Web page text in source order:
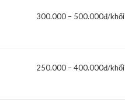
300.000 – 500.000đ/khối
250.000 – 400.000đ/khối